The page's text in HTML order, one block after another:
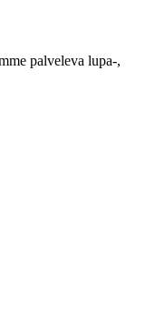
palveleva lupa-,